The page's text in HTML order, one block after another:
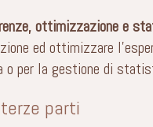
ottimizzazione e
ed ottimizzare
o per la gestione di
parti